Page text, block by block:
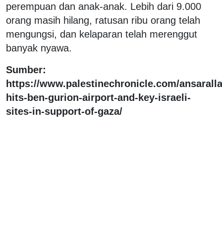
perempuan dan anak-anak. Lebih dari 9.000
orang masih hilang, ratusan ribu orang telah
mengungsi, dan kelaparan telah merenggut
banyak nyawa.
Sumber:
https://www.palestinechronicle.com/
hits-ben-gurion-airport-and-key-israeli-
sites-in-support-of-gaza/